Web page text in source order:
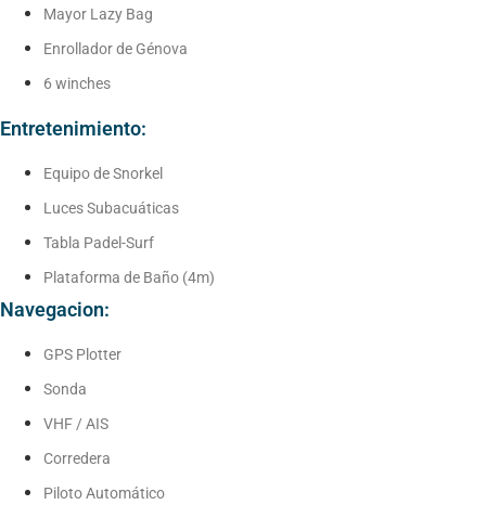
Mayor Lazy Bag
Enrollador de Génova
6 winches
Entretenimiento:
Equipo de Snorkel
Luces Subacuáticas
Tabla Padel-Surf
Plataforma de Baño (4m)
Navegacion:
GPS Plotter
Sonda
VHF / AIS
Corredera
Piloto Automático